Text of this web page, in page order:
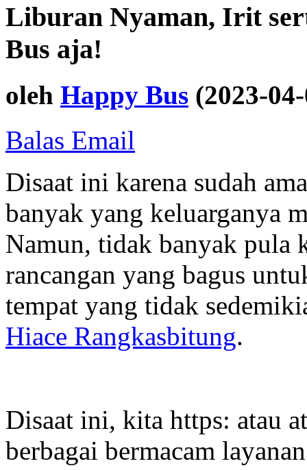
Liburan Nyaman, Irit
Bus aja!
oleh Happy Bus (2023-
Balas Email
Disaat ini karena sudah
banyak yang keluarganya
Namun, tidak banyak pula
rancangan yang bagus
tempat yang tidak
Hiace Rangkasbitung.
Disaat ini, kita https: atau
berbagai bermacam